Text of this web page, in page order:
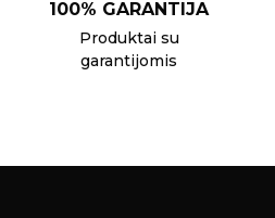
100% GARANTIJA
Produktai su
garantijomis